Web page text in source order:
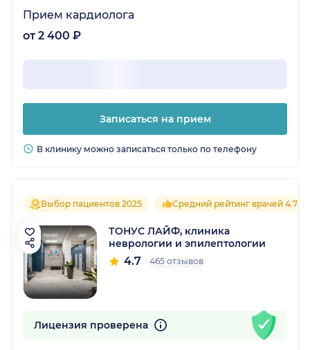
Прием кардиолога
от 2 400 ₽
Записаться на прием
В клинику можно записаться только по телефону
Выбор пациентов 2025 Средний рейтинг врачей 4.7
ТОНУС ЛАЙФ, клиника
неврологии и эпилептологии
4.7 465 отзывов
Лицензия проверена